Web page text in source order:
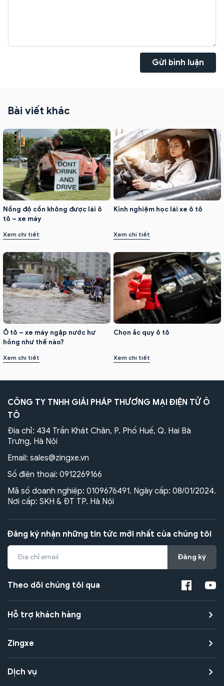
Gửi bình luận
Bài viết khác
Nồng độ cồn không được lái ô
tô – xe máy
Xem chi tiết
Kinh nghiệm học lái xe ô tô
Xem chi tiết
Ô tô – xe máy ngập nước hư
hỏng như thế nào?
Xem chi tiết
Chọn ắc quy ô tô
Xem chi tiết
CÔNG TY TNHH GIẢI PHÁP THƯƠNG MẠI ĐIỆN TỬ Ô
TÔ
Địa chỉ: 434 Trần Khát Chân, P. Phố Huế, Q. Hai Bà
Trưng, Hà Nội
Email: sales@zingxe.vn
Số điện thoại: 0912269166
Mã số doanh nghiệp: 0109676491. Ngày cấp: 08/01/2024.
Nơi cấp: SKH & ĐT TP. Hà Nội
Đăng ký nhận những tin tức mới nhất của chúng tôi
Đăng ký
Theo dõi chúng tôi qua
Hỗ trợ khách hàng
Zingxe
Dịch vụ